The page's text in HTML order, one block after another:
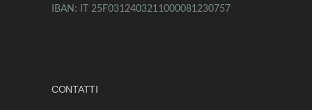
IBAN: IT 25F0312403211000081230757
CONTATTI